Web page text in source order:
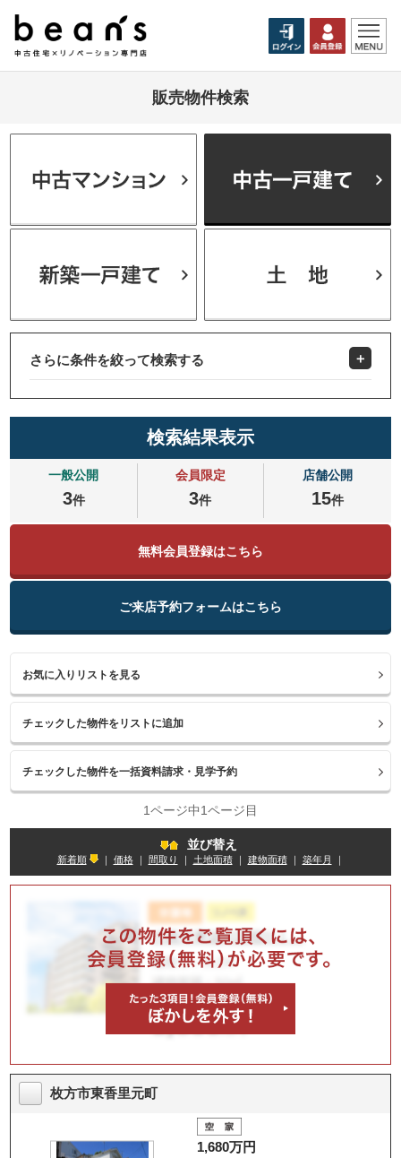
販売物件検索
さらに条件を絞って検索する
検索結果表示
一般公開
3件
会員限定
3件
店舗公開
15件
無料会員登録はこちら
ご来店予約フォームはこちら
お気に入りリストを見る
1ページ中1ページ目
並び替え
新着順 ｜ 価格｜ 間取り 土地面積｜ 建物面積｜ 築年月
枚方市東香里元町
1,680万円